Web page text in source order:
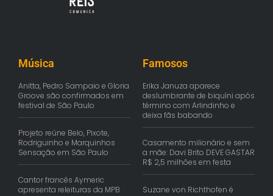
Música
Anitta, Pedro Sampaio e Gloria
Groove são confirmados em
festival de São Paulo
Projeto reúne Belo, Pixote,
Rodriguinho e Marquinhos
Sensação em São Paulo
Cantor francês Aymeric
apresenta releituras da MPB
Famosos
Erika Januza aparece
deslumbrante de biquíni após
término com Arlindinho e
deixa fãs babando
Casamento milionário e sem
a mãe: Davi Brito DEVE GASTAR
R$ 2,5 milhões em festa
Suzane von Richthofen é